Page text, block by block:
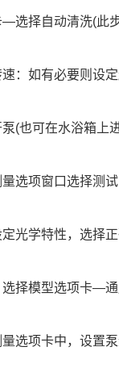
自动清洗(此步
如有必要则设定
可在水浴箱上
项窗口选择测试
学特性，选择正
模型选项卡—通
项卡中，设置泵